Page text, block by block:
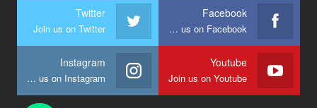
Facebook
Join us on Facebook
Twitter
Join us on Twitter
Youtube
Join us on Youtube
Instagram
Join us on Instagram